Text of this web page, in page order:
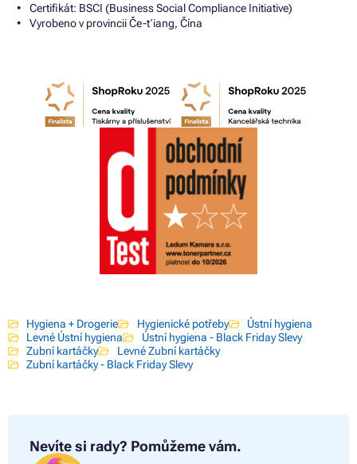
Certifikát: BSCI (Business Social Compliance Initiative)
Vyrobeno v provincii Če-ťiang, Čína
Hygiena + Drogerie Hygienické potřeby
Ústní hygiena
Levné Ústní hygiena
Ústní hygiena - Black Friday Slevy
Zubní kartáčky
Levné Zubní kartáčky
Zubní kartáčky - Black Friday Slevy
Nevíte si rady? Pomůžeme vám.